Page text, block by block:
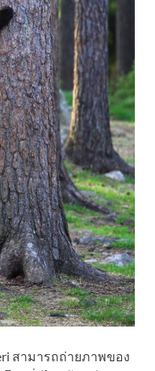
สามารถถ่ายภาพของ